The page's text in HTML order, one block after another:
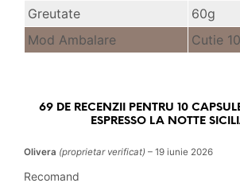
Greutate
60g
Mod Ambalare
Cutie
69 DE RECENZII PENTRU 10
ESPRESSO LA NOTTE
Olivera (proprietar verificat) – 19 iunie 2026
Recomand